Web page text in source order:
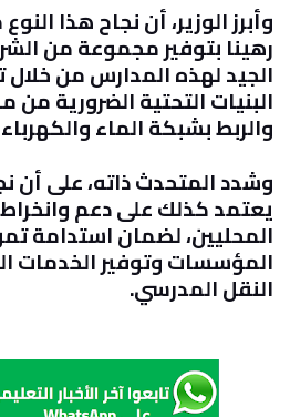
وأبرز الوزير، أن نجاح هذا
رهينا بتوفير مجموعة من
الجيد لهذه المدارس من
البنيات التحتية الضرورية
والربط بشبكة الماء
وشدد المتحدث ذاته، على أن
يعتمد كذلك على دعم
المحليين، لضمان استدامة
المؤسسات وتوفير الخدمات
النقل المدرسي.